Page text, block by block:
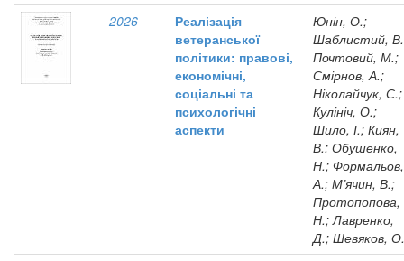
2026
Реалізація
ветеранської
політики: правові,
економічні,
соціальні та
психологічні
аспекти
Юнін, О.;
Шаблистий,
Почтовий, М.;
Смірнов, А.;
Ніколайчук, С.;
Кулініч, О.;
Шило, І.; Киян,
В.; Обушенко,
Н.; Формальов,
А.; М’ячин, В.;
Протопопова,
Н.; Лавренко,
Д.; Шевяков, О.